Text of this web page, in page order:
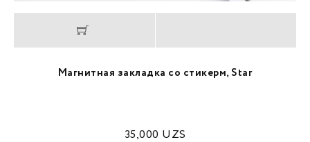
Магнитная закладка со стикерм, Star
35,000 UZS